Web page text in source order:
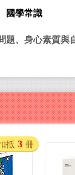
國學常識
題、身心素質與
抵 3 冊